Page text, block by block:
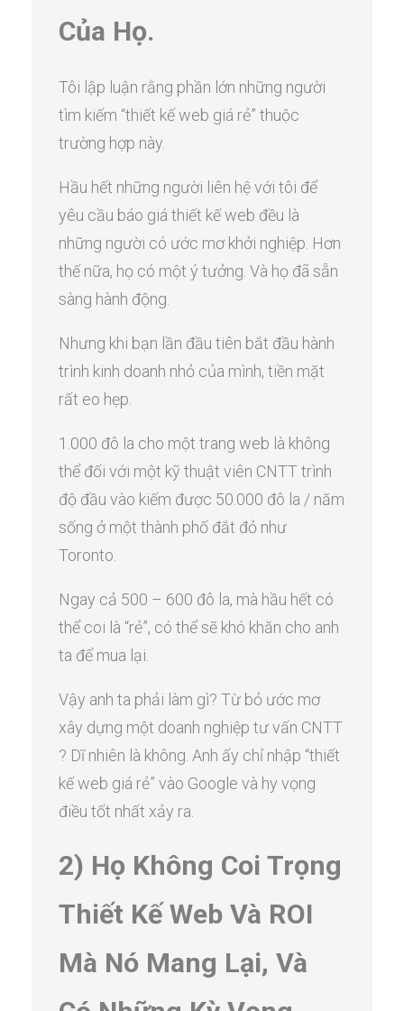
Của Họ.
Tôi lập luận rằng phần lớn những người
tìm kiếm “thiết kế web giá rẻ” thuộc
trường hợp này.
Hầu hết những người liên hệ với tôi để
yêu cầu báo giá thiết kế web đều là
những người có ước mơ khởi nghiệp. Hơn
thế nữa, họ có một ý tưởng. Và họ đã sẵn
sàng hành động.
Nhưng khi bạn lần đầu tiên bắt đầu hành
trình kinh doanh nhỏ của mình, tiền mặt
rất eo hẹp.
1.000 đô la cho một trang web là không
thể đối với một kỹ thuật viên CNTT trình
độ đầu vào kiếm được 50.000 đô la / năm
sống ở một thành phố đắt đỏ như
Toronto.
Ngay cả 500 – 600 đô la, mà hầu hết có
thể coi là “rẻ”, có thể sẽ khó khăn cho anh
ta để mua lại.
Vậy anh ta phải làm gì? Từ bỏ ước mơ
xây dựng một doanh nghiệp tư vấn CNTT
? Dĩ nhiên là không. Anh ấy chỉ nhập “thiết
kế web giá rẻ” vào Google và hy vọng
điều tốt nhất xảy ra.
2) Họ Không Coi Trọng
Thiết Kế Web Và ROI
Mà Nó Mang Lại, Và